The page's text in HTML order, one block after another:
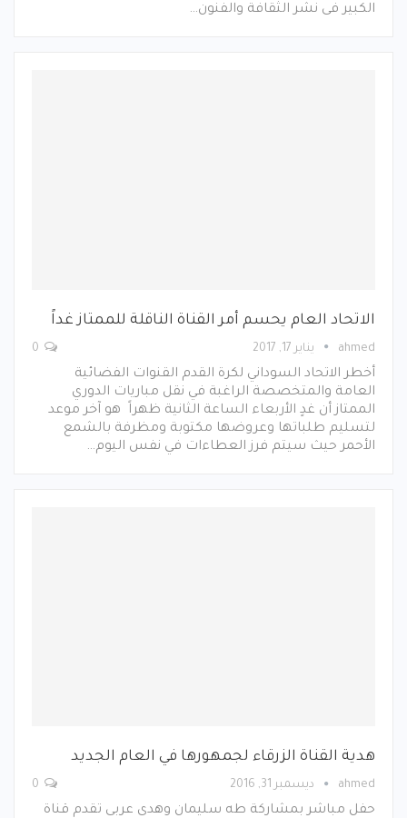
الكبير فى نشر الثقافة والفنون…
الاتحاد العام يحسم أمر القناة الناقلة للممتاز غداً
ahmed يناير 17, 2017
أخطر الاتحاد السوداني لكرة القدم القنوات الفضائية
العامة والمتخصصة الراغبة في نقل مباريات الدوري
الممتاز أن غدٍ الأربعاء الساعة الثانية ظهراً هو آخر موعد
لتسليم طلباتها وعروضها مكتوبة ومظرفة بالشمع
الأحمر حيث سيتم فرز العطاءات في نفس اليوم…
هدية القناة الزرقاء لجمهورها في العام الجديد
ahmed ديسمبر 31, 2016
حفل مباشر بمشاركة طه سليمان وهدى عربى تقدم قناة